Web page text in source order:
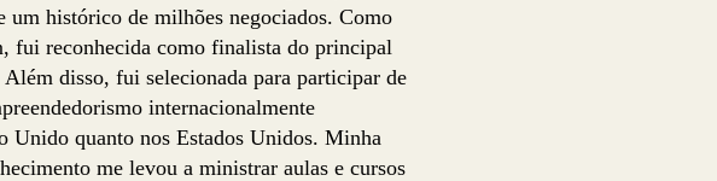
um histórico de milhões negociados. Como
fui reconhecida como finalista do principal
disso, fui selecionada para participar de
internacionalmente
Unido quanto nos Estados Unidos. Minha
me levou a ministrar aulas e cursos